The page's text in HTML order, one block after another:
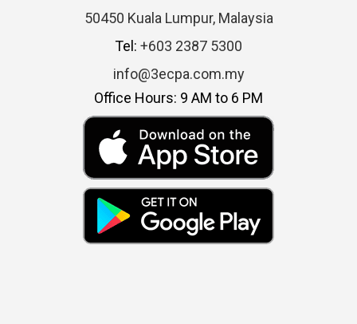
50450 Kuala Lumpur, Malaysia
Tel: +603 2387 5300
info@3ecpa.com.my
Office Hours: 9 AM to 6 PM